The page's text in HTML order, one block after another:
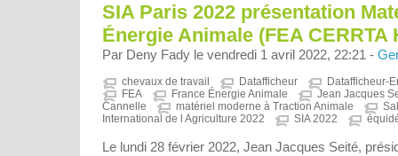
SIA Paris 2022 présentation
Énergie Animale (FEA CERRTA
Par Deny Fady le vendredi 1 avril 2022, 22:21 -
chevaux de travail Datafficheur
Datafficheur-
FEA
France Énergie Animale
Jean Jacques
Cannelle
matériel moderne à Traction Animale
International de l Agriculture 2022
SIA 2022
Le lundi 28 février 2022, Jean Jacques Seité,